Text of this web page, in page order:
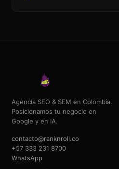
Agencia SEO & SEM en Colombia.
Posicionamos tu negocio en
Google y en IA.
contacto@ranknroll.co
+57 333 231 8700
WhatsApp